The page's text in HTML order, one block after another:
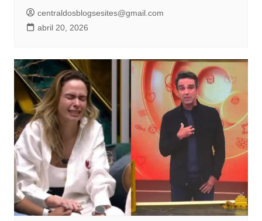
centraldosblogsesites@gmail.com
abril 20, 2026